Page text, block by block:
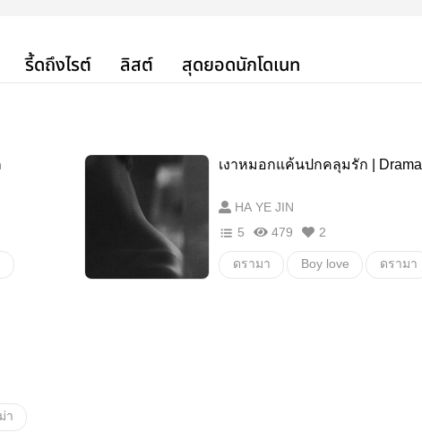
รี้ดถึงไรต์ ลิสต์ สุดยอดนักโดเนท
เงาหมอกแค้นปกคลุมรัก | Drama
HA YE JIN
5
479 2
ดรามา Boy love ดรามา
า